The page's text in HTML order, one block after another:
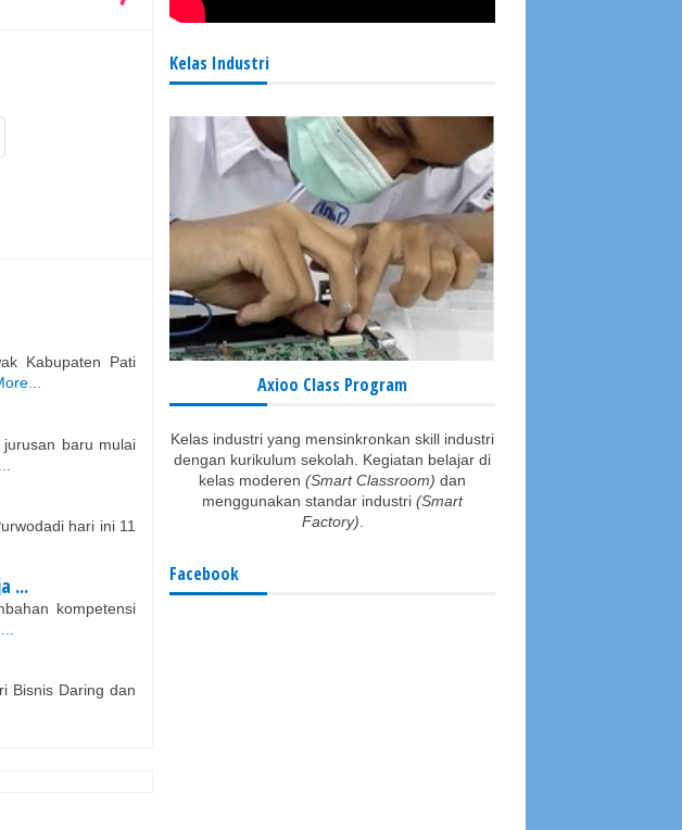
Kabupaten Pati
baru mulai
hari ini 11
...
kompetensi
Bisnis Daring dan
Kelas Industri
Axioo Class Program
Kelas industri yang mensinkronkan skill industri
dengan kurikulum sekolah. Kegiatan belajar di
kelas moderen (Smart Classroom) dan
menggunakan standar industri (Smart
Factory).
Facebook